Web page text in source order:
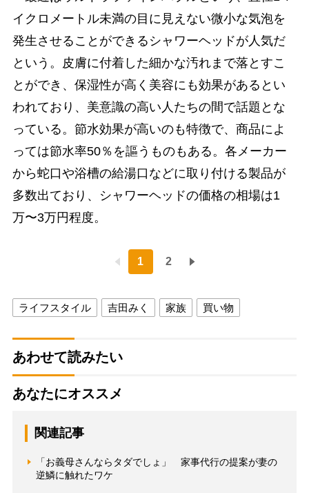
イクロメートル未満の目に見えない微小な気泡を
発生させることができるシャワーヘッドが人気だ
という。皮膚に付着した細かな汚れまで落とすこ
とができ、保湿性が高く美容にも効果があるとい
われており、美意識の高い人たちの間で話題とな
っている。節水効果が高いのも特徴で、商品によ
っては節水率50％を謳うものもある。各メーカー
から蛇口や浴槽の給湯口などに取り付ける製品が
多数出ており、シャワーヘッドの価格の相場は1
万〜3万円程度。
1 2
ライフスタイル 吉田みく 家族 買い物
あわせて読みたい
あなたにオススメ
関連記事
「お義母さんならタダでしょ」 家事代行の提案が妻の
逆鱗に触れたワケ